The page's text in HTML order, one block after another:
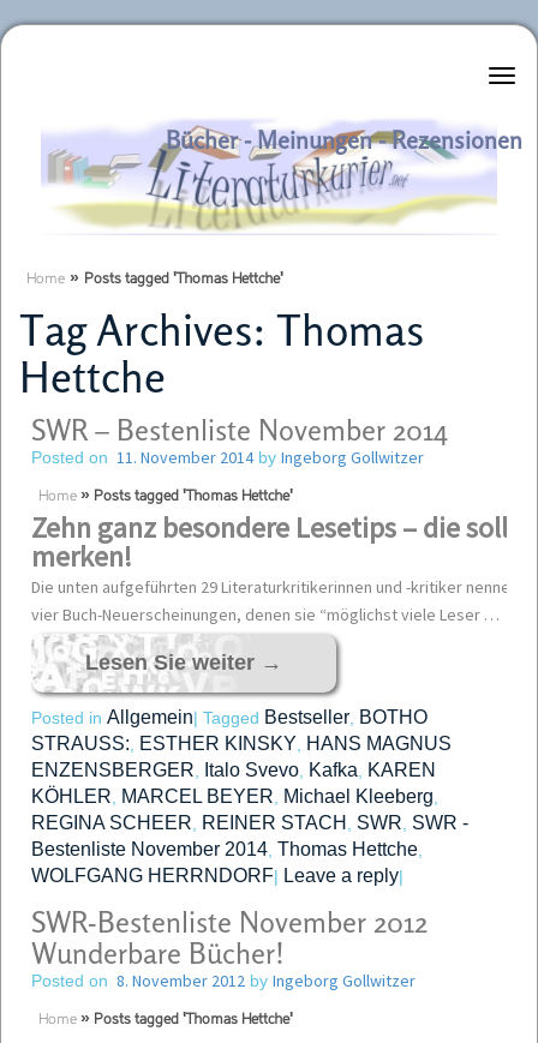
Literaturkurier.net
Bücher - Meinungen - Rezensionen
Home » Posts tagged 'Thomas Hettche'
Tag Archives: Thomas
Hettche
SWR – Bestenliste November 2014
Posted on 11. November 2014by Ingeborg Gollwitzer
Home » Posts tagged 'Thomas Hettche'
Zehn ganz besondere Lesetips –die
merken!
Die unten aufgeführten 29 Literaturkritikerinnen und -kritiker nennen
vier Buch-Neuerscheinungen, denen sie “möglichst viele Leser …
Lesen Sie weiter →
Posted in Allgemein| Tagged Bestseller BOTHO
STRAUSS:
ESTHER KINSKY
HANS MAGNUS
ENZENSBERGER
Italo Svevo Kafka
KAREN
KÖHLER
MARCEL BEYER Michael Kleeberg
REGINA SCHEER REINER STACH SWR SWR -
Bestenliste November 2014 Thomas Hettche
WOLFGANG HERRNDORF| Leave a reply|
SWR-Bestenliste November 2012
Wunderbare Bücher!
Posted on 8. November 2012 by Ingeborg Gollwitzer
Home » Posts tagged 'Thomas Hettche'